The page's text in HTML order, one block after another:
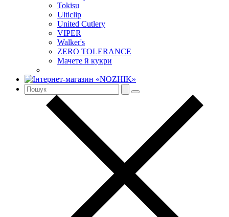
Tokisu
Ulticlip
United Cutlery
VIPER
Walker's
ZERO TOLERANCE
Мачете й кукри